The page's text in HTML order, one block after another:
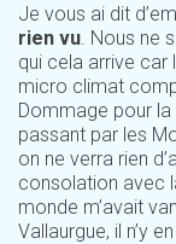
Je vous ai dit
rien vu . Nous ne
qui cela arrive
micro climat
Dommage pour la
passant par les
on ne verra rien
consolation avec
monde m’avait
Vallaurgue, il n’y